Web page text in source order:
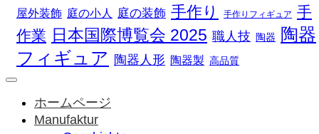
屋外装飾 庭の小人 庭の装飾 手作り 手作りフィギュア
手
作業 日本国際博覧会 2025 職人技 陶器
陶器
フィギュア
陶器人形 陶器製 高品質
ホームページ
Manufaktur